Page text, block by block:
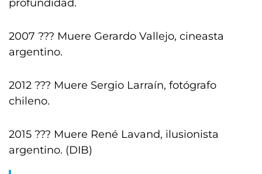
profundidad.
2007 ??? Muere Gerardo Vallejo, cineasta
argentino.
2012 ??? Muere Sergio Larraín, fotógrafo
chileno.
2015 ??? Muere René Lavand, ilusionista
argentino. (DIB)